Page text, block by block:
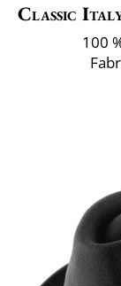
Classic
100